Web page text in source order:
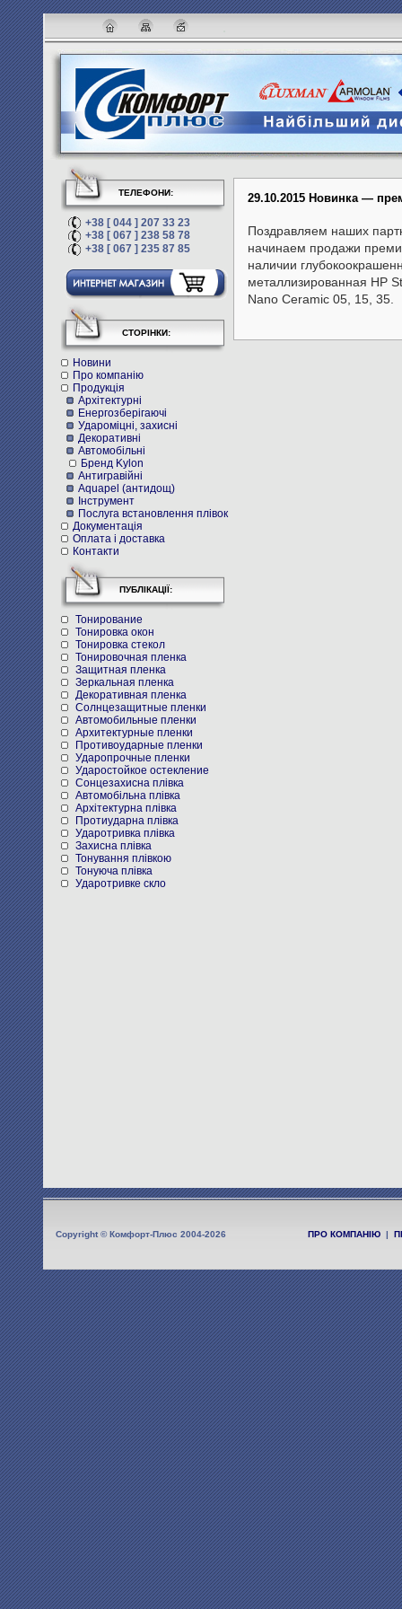
29.10.2015 Новинка —
Поздравляем наших
начинаем продажи
наличии
металлизированная HP
Nano Ceramic 05, 15, 35.
ТЕЛЕФОНИ:
+38 [ 044 ] 207 33 23
+38 [ 067 ] 238 58 78
+38 [ 067 ] 235 87 85
СТОРІНКИ:
Новини
Про компанію
Продукція
Архітектурні
Енергозберігаючі
Удароміцні, захисні
Декоративні
Автомобільні
Бренд Kylon
Антигравійні
Aquapel (антидощ)
Інструмент
Послуга встановлення плівок
Документація
Оплата і доставка
Контакти
ПУБЛІКАЦІЇ:
Тонирование
Тонировка окон
Тонировка стекол
Тонировочная пленка
Защитная пленка
Зеркальная пленка
Декоративная пленка
Солнцезащитные пленки
Автомобильные пленки
Архитектурные пленки
Противоударные пленки
Ударопрочные пленки
Ударостойкое остекление
Cонцезахисна плівка
Автомобільна плівка
Архітектурна плівка
Протиударна плівка
Ударотривка плівка
Захисна плівка
Тонування плівкою
Тонуюча плівка
Ударотривке скло
Copyright © Комфорт-Плюс 2004-2026 ПРО КОМПАНІЮ